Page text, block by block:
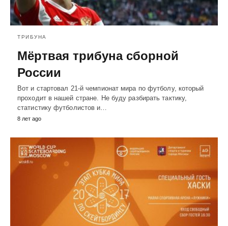
ТРИБУНА
Мёртвая трибуна сборной
России
Вот и стартовал 21-й чемпионат мира по футболу, который
проходит в нашей стране. Не буду разбирать тактику,
статистику футболистов и…
8 лет ago